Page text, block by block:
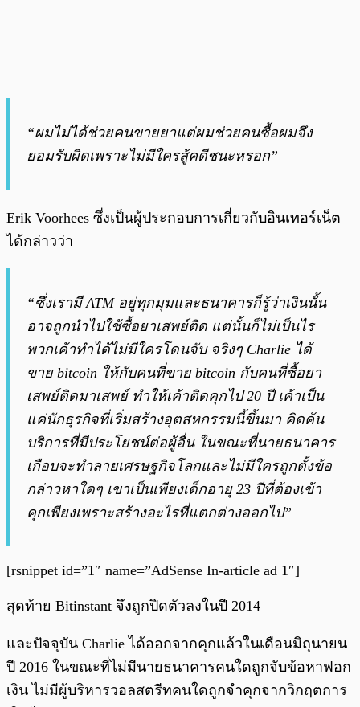
“ผมไม่ได้ช่วยคนขายยาแต่ผมช่วยคนซื้อผมจึง
ยอมรับผิดเพราะไม่มีใครสู้คดีชนะหรอก”
Erik Voorhees ซึ่งเป็นผู้ประกอบการเกี่ยวกับอินเทอร์เน็ต
ได้กล่าวว่า
“ซึ่งเรามี ATM อยู่ทุกมุมและธนาคารก็รู้ว่าเงินนั้น
อาจถูกนำไปใช้ซื้อยาเสพย์ติด แต่นั้นก็ไม่เป็นไร
พวกเค้าทำได้ไม่มีใครโดนจับ จริงๆ Charlie ได้
ขาย bitcoin ให้กับคนที่ขาย bitcoin กับคนที่ซื้อยา
เสพย์ติดมาเสพย์ ทำให้เค้าติดคุกไป 20 ปี เค้าเป็น
แค่นักธุรกิจที่เริ่มสร้างอุตสหกรรมนี้ขึ้นมา คิดค้น
บริการที่มีประโยชน์ต่อผู้อื่น ในขณะที่นายธนาคาร
เกือบจะทำลายเศรษฐกิจโลกและไม่มีใครถูกตั้งข้อ
กล่าวหาใดๆ เขาเป็นเพียงเด็กอายุ 23 ปีที่ต้องเข้า
คุกเพียงเพราะสร้างอะไรที่แตกต่างออกไป”
[rsnippet id=”1″ name=”AdSense In-article ad 1″]
สุดท้าย Bitinstant จึงถูกปิดตัวลงในปี 2014
และปัจจุบัน Charlie ได้ออกจากคุกแล้วในเดือนมิถุนายน
ปี 2016 ในขณะที่ไม่มีนายธนาคารคนใดถูกจับข้อหาฟอก
เงิน ไม่มีผู้บริหารวอลสตรีทคนใดถูกจำคุกจากวิกฤตการ